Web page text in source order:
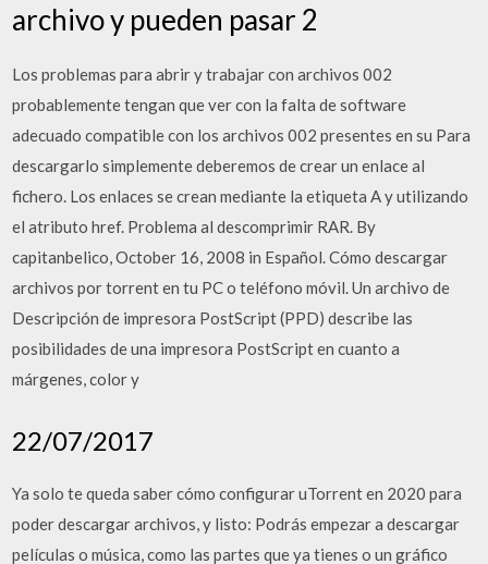
archivo y pueden pasar 2
Los problemas para abrir y trabajar con archivos 002
probablemente tengan que ver con la falta de software
adecuado compatible con los archivos 002 presentes en su Para
descargarlo simplemente deberemos de crear un enlace al
fichero. Los enlaces se crean mediante la etiqueta A y utilizando
el atributo href. Problema al descomprimir RAR. By
capitanbelico, October 16, 2008 in Español. Cómo descargar
archivos por torrent en tu PC o teléfono móvil. Un archivo de
Descripción de impresora PostScript (PPD) describe las
posibilidades de una impresora PostScript en cuanto a
márgenes, color y
22/07/2017
Ya solo te queda saber cómo configurar uTorrent en 2020 para
poder descargar archivos, y listo: Podrás empezar a descargar
películas o música, como las partes que ya tienes o un gráfico